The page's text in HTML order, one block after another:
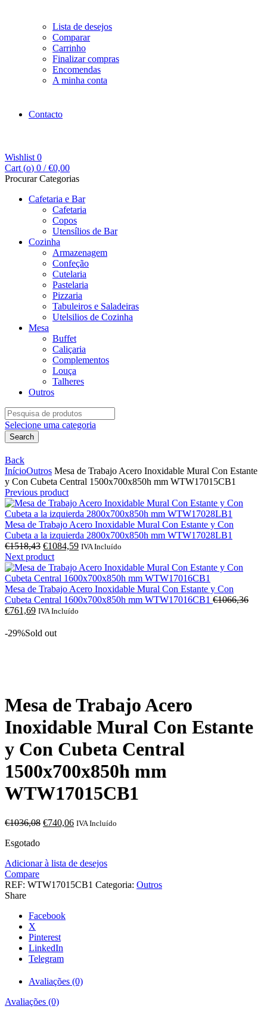
Lista de desejos
Comparar
Carrinho
Finalizar compras
Encomendas
A minha conta
Contacto
Wishlist 0
Cart (o) 0 / €0,00
Procurar Categorias
Cafetaria e Bar
Cafetaria
Copos
Utensílios de Bar
Cozinha
Armazenagem
Confeção
Cutelaria
Pastelaria
Pizzaria
Tabuleiros e Saladeiras
Utelsilios de Cozinha
Mesa
Buffet
Caliçaria
Complementos
Louça
Talheres
Outros
Search
for:
Selecione uma categoria
Search
Back
InícioOutros Mesa de Trabajo Acero Inoxidable Mural Con Estante
y Con Cubeta Central 1500x700x850h mm WTW17015CB1
Previous product
Mesa de Trabajo Acero Inoxidable Mural Con Estante y Con
Cubeta a la izquierda 2800x700x850h mm WTW17028LB1
€1518,43 O
preço
original
era:
€1518,43.
€1084,59O
atual
é:
€1084,59.
IVA Incluído
Next product
Mesa de Trabajo Acero Inoxidable Mural Con Estante y Con
Cubeta Central 1600x700x850h mm WTW17016CB1 €1066,36O
€761,69O
atual
IVA Incluído
-29%Sold out
Mesa de Trabajo Acero
Inoxidable Mural Con Estante
y Con Cubeta Central
1500x700x850h mm
WTW17015CB1
€1036,08 O
€1036,08.
€740,06O
€740,06.
IVA Incluído
Esgotado
Adicionar à lista de desejos
Compare
REF: WTW17015CB1 Categoria: Outros
Share
Facebook
X
Pinterest
LinkedIn
Telegram
Avaliações (0)
Avaliações (0)